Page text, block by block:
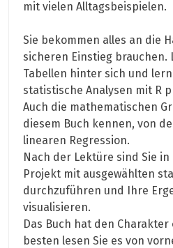
mit vielen Alltagsbeispielen.
Sie bekommen alles an die
sicheren Einstieg brauchen.
Tabellen hinter sich und
statistische Analysen mit R
Auch die mathematischen
diesem Buch kennen, von
linearen Regression.
Nach der Lektüre sind Sie
Projekt mit ausgewählten
durchzuführen und Ihre
visualisieren.
Das Buch hat den Charakter
besten lesen Sie es von